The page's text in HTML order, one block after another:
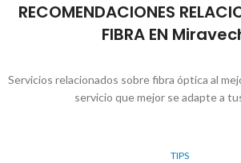
RECOMENDACIONES
FIBRA EN
Servicios relacionados sobre fibra óptica al
servicio que mejor se adapte a
TIPS